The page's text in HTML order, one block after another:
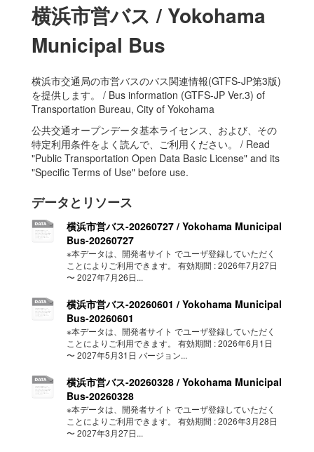
横浜市営バス / Yokohama
Municipal Bus
横浜市交通局の市営バスのバス関連情報(GTFS-JP第3版)
を提供します。 / Bus information (GTFS-JP Ver.3) of
Transportation Bureau, City of Yokohama
公共交通オープンデータ基本ライセンス、および、その
特定利用条件をよく読んで、ご利用ください。 / Read
"Public Transportation Open Data Basic License" and its
"Specific Terms of Use" before use.
データとリソース
横浜市営バス-20260727 / Yokohama Municipal
Bus-20260727
※本データは、開発者サイト でユーザ登録していただく
ことによりご利用できます。 有効期間 : 2026年7月27日
〜 2027年7月26日...
横浜市営バス-20260601 / Yokohama Municipal
Bus-20260601
※本データは、開発者サイト でユーザ登録していただく
ことによりご利用できます。 有効期間 : 2026年6月1日
〜 2027年5月31日 バージョン...
横浜市営バス-20260328 / Yokohama Municipal
Bus-20260328
※本データは、開発者サイト でユーザ登録していただく
ことによりご利用できます。 有効期間 : 2026年3月28日
〜 2027年3月27日...